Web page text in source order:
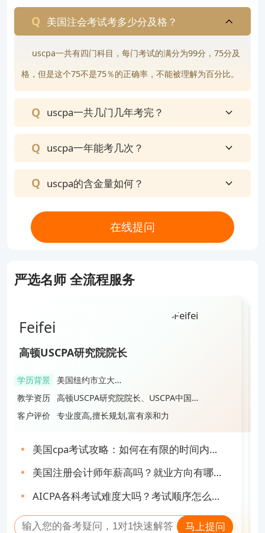
美国注会考试考多少分及格？
uscpa一共有四门科目，每门考试的满分为99分，75分及
格，但是这个75不是75％的正确率，不能被理解为百分比。
uscpa一共几门几年考完？
uscpa一年能考几次？
uscpa的含金量如何？
在线提问
严选名师 全流程服务
Feifei
高顿USCPA研究院院长
学历背景
美国纽约市立大学
会计本科&硕士
教学资历 高顿USCPA研究院院长、USCPA中国校
友会副会长、高顿考前冲刺营人气教
练、1对1考前辅导教练
客户评价 专业度高,擅长规划,富有亲和力
美国cpa考试攻略：如何在有限的时间内完
成备考？
美国注册会计师年薪高吗？就业方向有哪
些？
AICPA各科考试难度大吗？考试顺序怎么排
比较好？
马上提问
Zhou
高顿USCPA明星讲师
学历背景 管理学博士
教学资历 南京审计大学审计硕士研究生导师、现
任南京审计大学内审计教育项目主任、
10年以上教学研究经验
客户评价 教学严谨，思路清晰，细心负责
美国CPA考试难度大不大？掌握这些备考技
巧提高通过率！
AICPA报名流程是怎样的？一分钟带你全面
了解
2024年美国CPA考试蓝图正式发布：点击
马上提问
Jin
高顿USCPA明星讲师
学历背景 加拿大英属哥伦比
亚大学会计硕士
教学资历 美国注册会计师、纳斯达克上市企业
CFO、十多年北美学习及工作经验，是
高顿知名讲师
客户评价 课程讲授幽默风趣，深入浅出，引人入
2024年USCPA大改革：该如何制定备考计
划？
考aicpa需要哪些条件？考试重点是什么？
AICPA持证人的前景如何？年薪有多高？
马上提问
学历背景
美国德州A&M大学
会计硕士
教学资历 USCPA&CMA双证持证人、国内USCPA
考试满分记录保持者，现任Deloitte事务
所高级税务，是高顿知名讲师
客户评价 通俗易懂，逻辑分析力强,对考点把握十
uscpa证书有用吗？在国内的发展前景如
考了aicpa对移民有用吗？就业前景如何？
长？
Feifei
会计本科&硕士
教学资历 高顿USCPA研究院院长、USCPA中国校
友会副会长、高顿考前冲刺营人气教
客户评价 专业度高,擅长规划,富有亲和力
美国cpa考试攻略：如何在有限的时间内完
些？
比较好？
老师好，38岁才开始考美国注册会计师会 999+人提问